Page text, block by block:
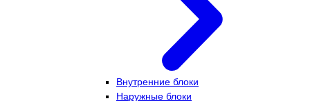
Внутренние блоки
Наружные блоки